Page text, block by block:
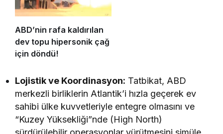
ABD’nin rafa kaldırılan
dev topu hipersonik çağ
için döndü!
Lojistik ve Koordinasyon: Tatbikat, ABD
merkezli birliklerin Atlantik’i hızla geçerek ev
sahibi ülke kuvvetleriyle entegre olmasını ve
“Kuzey Yüksekliği”nde (High North)